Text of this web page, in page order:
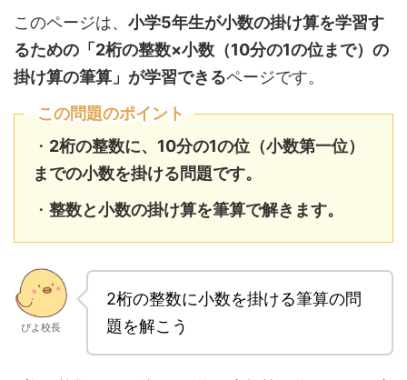
このページは、 小学5年生が小数の掛け算を学習す
るための 「2桁の整数×小数（10分の1の位まで）の
掛け算の筆算 」が学習できるページです。
この問題のポイント
・ 2桁の整数に、10分の1の位（小数第一位）
までの小数を掛ける問題です。
・ 整数と小数の掛け算を筆算で解きます。
ぴよ校長
2桁の整数に小数を掛ける筆算の問
題を解こう